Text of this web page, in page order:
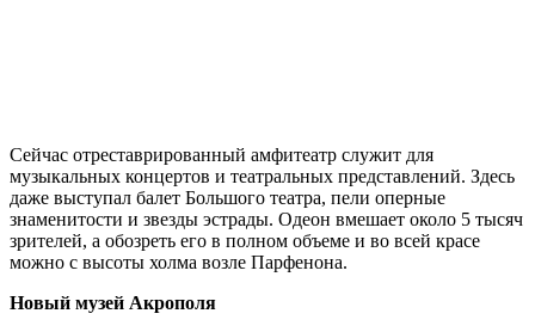
Сейчас отреставрированный амфитеатр служит для
музыкальных концертов и театральных представлений. Здесь
даже выступал балет Большого театра, пели оперные
знаменитости и звезды эстрады. Одеон вмешает около 5 тысяч
зрителей, а обозреть его в полном объеме и во всей красе
можно с высоты холма возле Парфенона.
Новый музей Акрополя